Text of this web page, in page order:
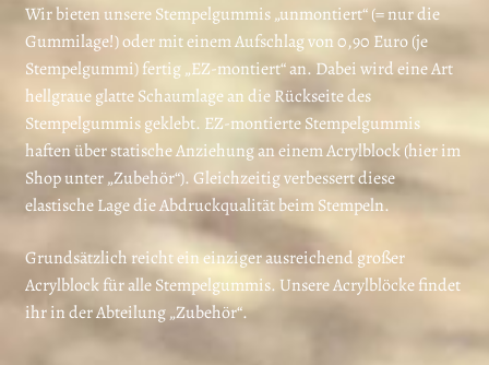
Wir bieten unsere Stempelgummis „unmontiert“ (= nur die
Gummilage!) oder mit einem Aufschlag von 0,90 Euro (je
Stempelgummi) fertig „EZ-montiert“ an. Dabei wird eine Art
hellgraue glatte Schaumlage an die Rückseite des
Stempelgummis geklebt. EZ-montierte Stempelgummis
haften über statische Anziehung an einem Acrylblock (hier im
Shop unter „Zubehör“). Gleichzeitig verbessert diese
elastische Lage die Abdruckqualität beim Stempeln.
Grundsätzlich reicht ein einziger ausreichend großer
Acrylblock für alle Stempelgummis. Unsere Acrylblöcke findet
ihr in der Abteilung „Zubehör“.